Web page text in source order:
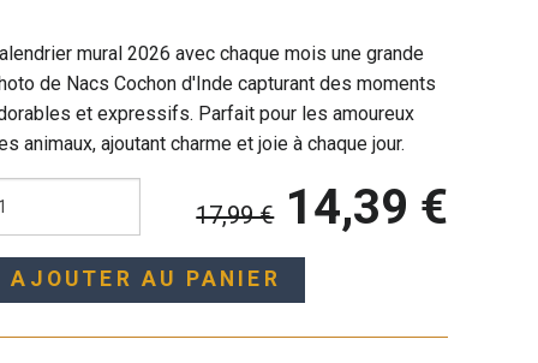
mural 2026 avec chaque mois une grande
de Nacs Cochon d'Inde capturant des moments
et expressifs. Parfait pour les amoureux
animaux, ajoutant charme et joie à chaque jour.
17,99 € 14,39 €
AJOUTER AU PANIER